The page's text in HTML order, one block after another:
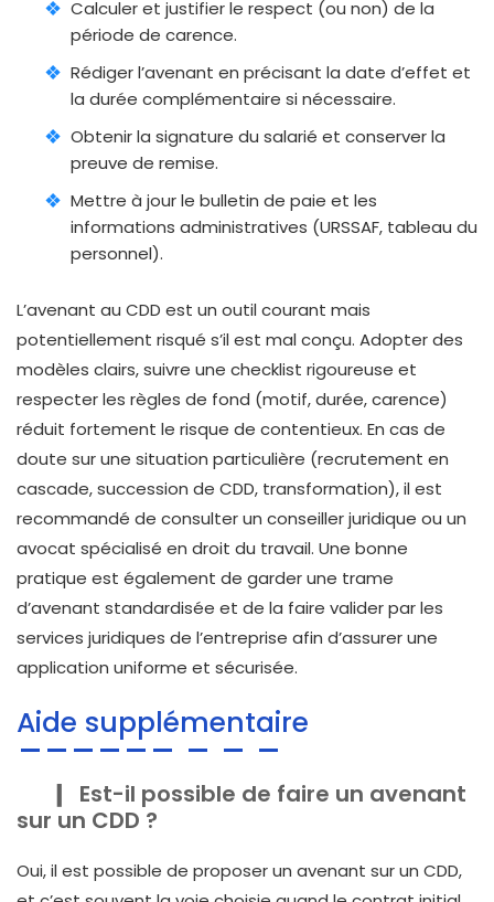
Calculer et justifier le respect (ou non) de la
période de carence.
Rédiger l’avenant en précisant la date d’effet et
la durée complémentaire si nécessaire.
Obtenir la signature du salarié et conserver la
preuve de remise.
Mettre à jour le bulletin de paie et les
informations administratives (URSSAF, tableau du
personnel).
L’avenant au CDD est un outil courant mais
potentiellement risqué s’il est mal conçu. Adopter des
modèles clairs, suivre une checklist rigoureuse et
respecter les règles de fond (motif, durée, carence)
réduit fortement le risque de contentieux. En cas de
doute sur une situation particulière (recrutement en
cascade, succession de CDD, transformation), il est
recommandé de consulter un conseiller juridique ou un
avocat spécialisé en droit du travail. Une bonne
pratique est également de garder une trame
d’avenant standardisée et de la faire valider par les
services juridiques de l’entreprise afin d’assurer une
application uniforme et sécurisée.
Aide supplémentaire
Est-il possible de faire un avenant
sur un CDD ?
Oui, il est possible de proposer un avenant sur un CDD,